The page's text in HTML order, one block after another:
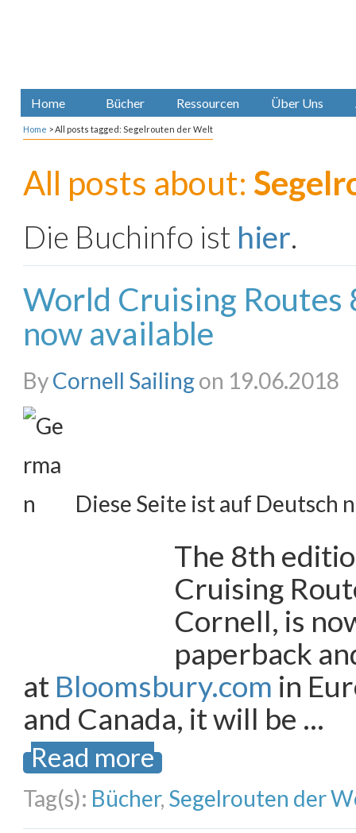
Home Bücher Ressourcen Über Uns
Home >All posts tagged: Segelrouten der Welt
All posts about:
Die Buchinfo ist hier.
World Cruising Routes
now available
ByCornell Sailingon 19.06.2018
Diese Seite ist auf Deutsch
The 8th
Cruising
Cornell, is
paperback
at Bloomsbury.com in
and Canada, it will be …
Read more
Tag(s): Bücher, Segelrouten der